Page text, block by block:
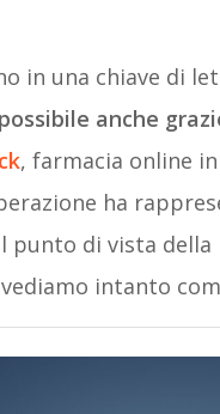
in una chiave di
anche
, farmacia online
ha
di vista della
intanto